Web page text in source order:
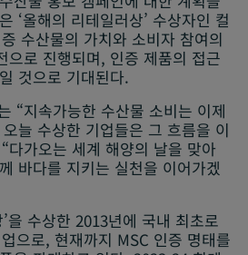
‘올해의 리테일러상’ 수상자인 컬
수산물의 가치와 소비자 참여의
으로 진행되며, 인증 제품의 접근
것으로 기대된다.
“지속가능한 수산물 소비는 이제
늘 수상한 기업들은 그 흐름을 이
다가오는 세계 해양의 날을 맞아
바다를 지키는 실천을 이어가겠
을 수상한 2013년에 국내 최초로
으로, 현재까지 MSC 인증 명태를